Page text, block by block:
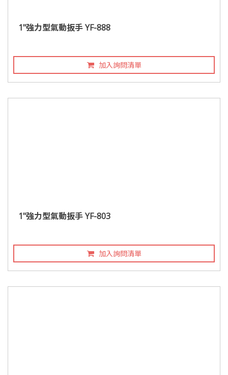
1"強力型氣動扳手 YF-888
加入詢問清單
1"強力型氣動扳手 YF-803
加入詢問清單